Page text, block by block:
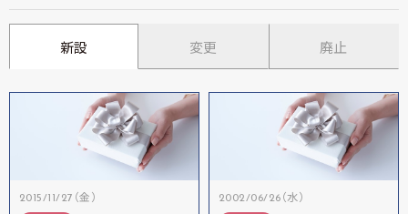
新設 変更 廃止
2015/11/27（金） 2002/06/26（水）